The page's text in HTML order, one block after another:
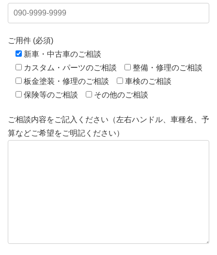
ご用件 (必須)
新車・中古車のご相談
カスタム・パーツのご相談
整備・修理のご相談
板金塗装・修理のご相談
車検のご相談
保険等のご相談
その他のご相談
ご相談内容をご記入ください（左右ハンドル、車種名、予
算などご希望をご明記ください）